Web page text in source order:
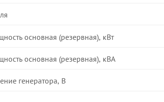
основная (резервная), кВт
основная (резервная), кВА
генератора, В